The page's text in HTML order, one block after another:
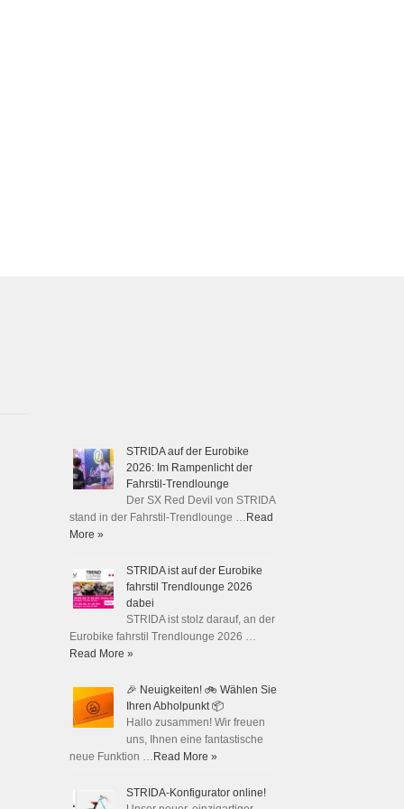
STRIDA auf der Eurobike
2026: Im Rampenlicht der
Fahrstil-Trendlounge
Der SX Red Devil von STRIDA
stand in der Fahrstil-Trendlounge … Read
More »
STRIDA ist auf der Eurobike
fahrstil Trendlounge 2026
dabei
STRIDA ist stolz darauf, an der
Eurobike fahrstil Trendlounge 2026 …
Read More »
🎉 Neuigkeiten! 🚲 Wählen Sie
Ihren Abholpunkt 📦
Hallo zusammen! Wir freuen
uns, Ihnen eine fantastische
neue Funktion … Read More »
STRIDA-Konfigurator online!